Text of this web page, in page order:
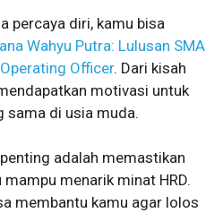
percaya diri, kamu bisa
Wahyu Putra: Lulusan SMA
Officer. Dari kisah
motivasi untuk
sama di usia muda.
adalah memastikan
menarik minat HRD.
membantu kamu agar lolos